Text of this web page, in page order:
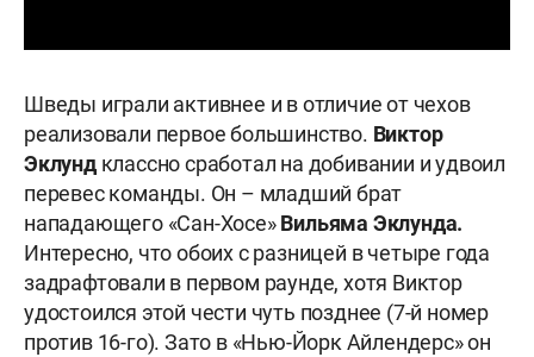
Шведы играли активнее и в отличие от чехов
реализовали первое большинство. Виктор
Эклундклассно сработал на добивании и удвоил
перевес команды. Он – младший брат
нападающего «Сан-Хосе»Вильяма Эклунда.
Интересно, что обоих с разницей в четыре года
задрафтовали в первом раунде, хотя Виктор
удостоился этой чести чуть позднее (7-й номер
против 16-го). Зато в «Нью-Йорк Айлендерс» он